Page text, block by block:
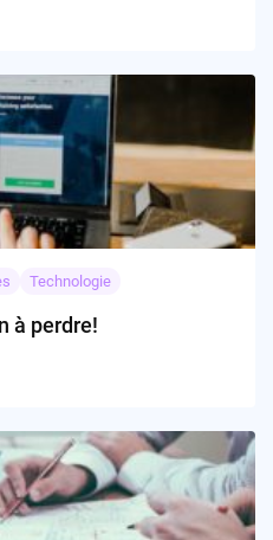
Technologie
à perdre!